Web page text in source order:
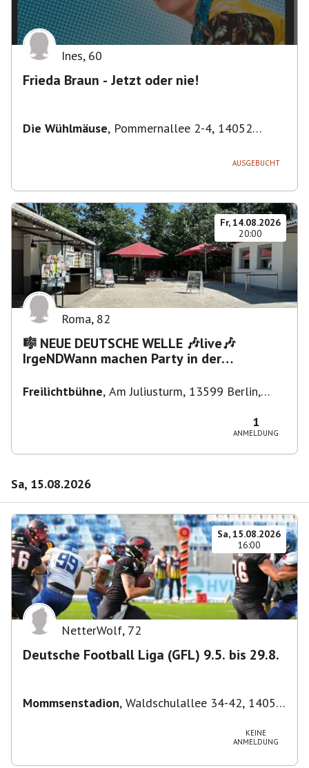
Ines, 60
Frieda Braun - Jetzt oder nie!
Die Wühlmäuse, Pommernallee 2-4, 14052
AUSGEBUCHT
Fr, 14.08.2026
20:00
Roma, 82
🎼 NEUE DEUTSCHE WELLE 🎶live🎶
IrgeNDWann machen Party in der
Freilichtbühne, Am Juliusturm, 13599 Berlin,
1
ANMELDUNG
Sa, 15.08.2026
Sa, 15.08.2026
16:00
NetterWolf, 72
Deutsche Football Liga (GFL) 9.5. bis 29.8.
Mommsenstadion, Waldschulallee 34-42, 14055
KEINE
ANMELDUNG